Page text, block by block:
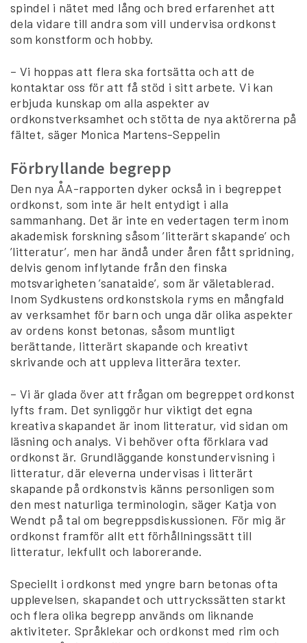
spindel i nätet med lång och bred erfarenhet att
dela vidare till andra som vill undervisa ordkonst
som konstform och hobby.
– Vi hoppas att flera ska fortsätta och att de
kontaktar oss för att få stöd i sitt arbete. Vi kan
erbjuda kunskap om alla aspekter av
ordkonstverksamhet och stötta de nya aktörerna på
fältet, säger Monica Martens-Seppelin
Förbryllande begrepp
Den nya ÅA-rapporten dyker också in i begreppet
ordkonst, som inte är helt entydigt i alla
sammanhang. Det är inte en vedertagen term inom
akademisk forskning såsom ’litterärt skapande’ och
’litteratur’, men har ändå under åren fått spridning,
delvis genom inflytande från den finska
motsvarigheten ’sanataide’, som är väletablerad.
Inom Sydkustens ordkonstskola ryms en mångfald
av verksamhet för barn och unga där olika aspekter
av ordens konst betonas, såsom muntligt
berättande, litterärt skapande och kreativt
skrivande och att uppleva litterära texter.
– Vi är glada över att frågan om begreppet ordkonst
lyfts fram. Det synliggör hur viktigt det egna
kreativa skapandet är inom litteratur, vid sidan om
läsning och analys. Vi behöver ofta förklara vad
ordkonst är. Grundläggande konstundervisning i
litteratur, där eleverna undervisas i litterärt
skapande på ordkonstvis känns personligen som
den mest naturliga terminologin, säger Katja von
Wendt på tal om begreppsdiskussionen. För mig är
ordkonst framför allt ett förhållningssätt till
litteratur, lekfullt och laborerande.
Speciellt i ordkonst med yngre barn betonas ofta
upplevelsen, skapandet och uttryckssätten starkt
och flera olika begrepp används om liknande
aktiviteter. Språklekar och ordkonst med rim och